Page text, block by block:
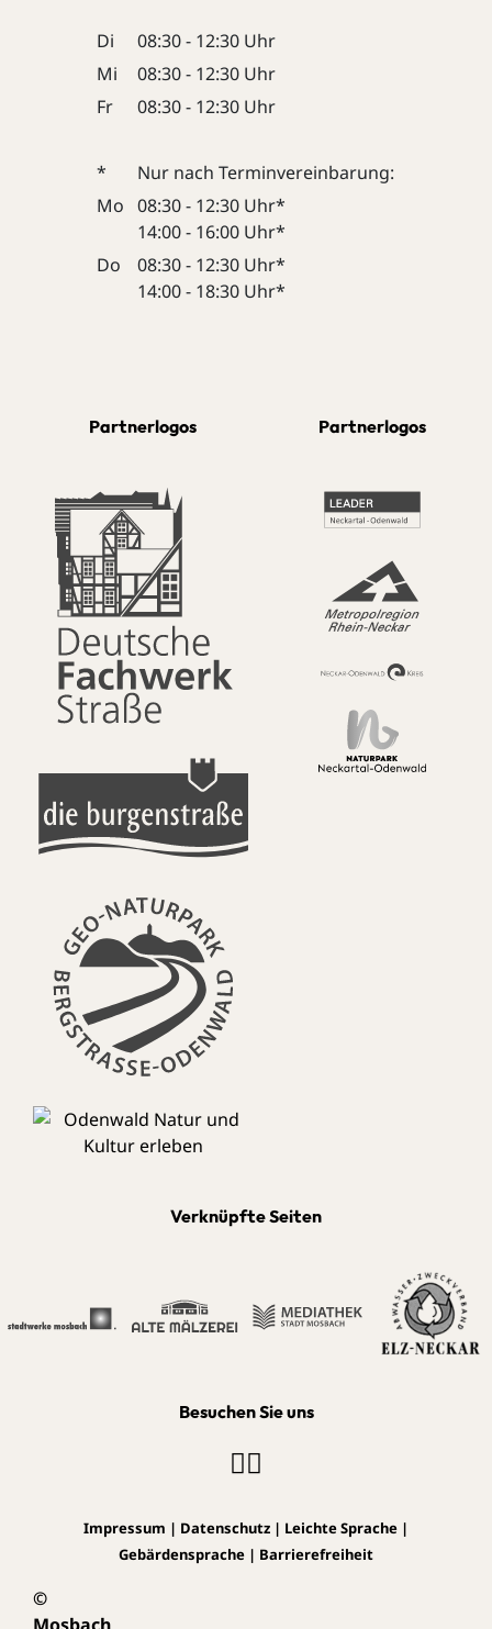
Di
08:30 - 12:30 Uhr
Mi
08:30 - 12:30 Uhr
Fr
08:30 - 12:30 Uhr
*
Nur nach Terminvereinbarung:
Mo 08:30 - 12:30 Uhr*
14:00 - 16:00 Uhr*
Do
08:30 - 12:30 Uhr*
14:00 - 18:30 Uhr*
Partnerlogos Partnerlogos
Verknüpfte Seiten
Besuchen Sie uns
©
Impressum | Datenschutz | Leichte Sprache |
Gebärdensprache | Barrierefreiheit